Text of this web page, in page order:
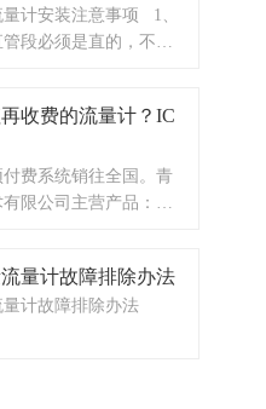
计安装注意事项 1、
段必须是直的，不得
直管段，这段足够
收费的流量计？IC
费系统销往全国。青
限公司主营产品：涡
仪表，热量表，差压
，水质监测设备，压
量计故障排除办法
计故障排除办法